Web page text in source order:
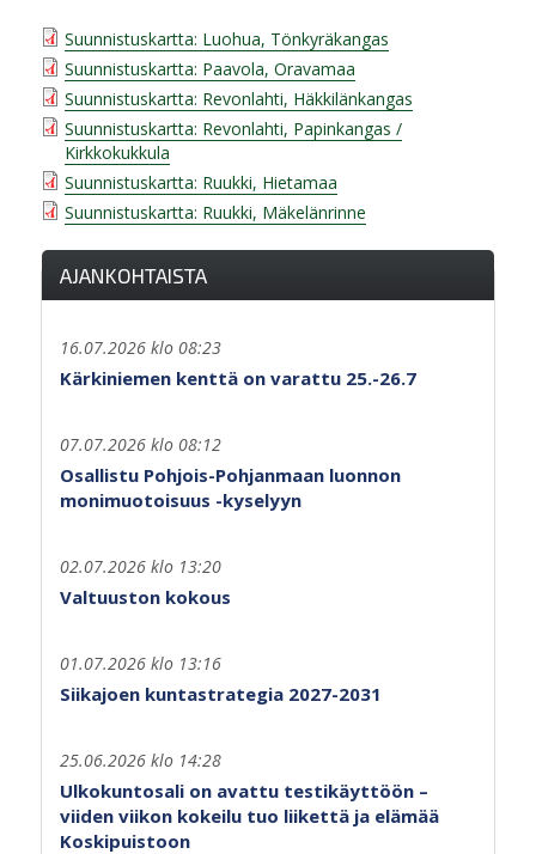
Suunnistuskartta: Luohua, Tönkyräkangas
Suunnistuskartta: Paavola, Oravamaa
Suunnistuskartta: Revonlahti, Häkkilänkangas
Suunnistuskartta: Revonlahti, Papinkangas /
Kirkkokukkula
Suunnistuskartta: Ruukki, Hietamaa
Suunnistuskartta: Ruukki, Mäkelänrinne
AJANKOHTAISTA
16.07.2026 klo 08:23
Kärkiniemen kenttä on varattu 25.-26.7
07.07.2026 klo 08:12
Osallistu Pohjois-Pohjanmaan luonnon
monimuotoisuus -kyselyyn
02.07.2026 klo 13:20
Valtuuston kokous
01.07.2026 klo 13:16
Siikajoen kuntastrategia 2027-2031
25.06.2026 klo 14:28
Ulkokuntosali on avattu testikäyttöön –
viiden viikon kokeilu tuo liikettä ja elämää
Koskipuistoon